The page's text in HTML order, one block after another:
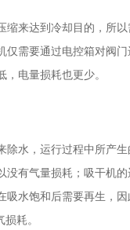
缩来达到冷却目的，所
仅需要通过电控箱对阀
，电量损耗也更少。
除水，运行过程中所产
没有气量损耗；吸干机
吸水饱和后需要再生，
耗。